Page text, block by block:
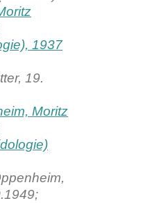
1937
19.
Moritz